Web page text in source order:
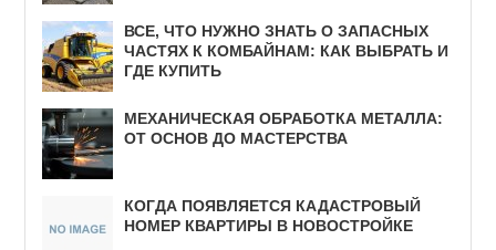
ВСЕ, ЧТО НУЖНО ЗНАТЬ О ЗАПАСНЫХ
ЧАСТЯХ К КОМБАЙНАМ: КАК ВЫБРАТЬ И
ГДЕ КУПИТЬ
МЕХАНИЧЕСКАЯ ОБРАБОТКА МЕТАЛЛА:
ОТ ОСНОВ ДО МАСТЕРСТВА
КОГДА ПОЯВЛЯЕТСЯ КАДАСТРОВЫЙ
НОМЕР КВАРТИРЫ В НОВОСТРОЙКЕ